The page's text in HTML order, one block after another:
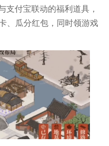
支付宝联动的福利道具，
、瓜分红包，同时领游戏